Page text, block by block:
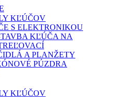
KĽÚČOV
S ELEKTRONIKOU
KĽÚČA NA
A PLANŽETY
PÚZDRA
KĽÚČOV